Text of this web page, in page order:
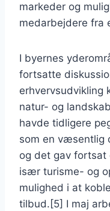
markeder og
medarbejdere fra
I byernes
fortsatte
erhvervsudvikling
natur- og
havde tidligere
som en væsentlig
og det gav fortsat
især turisme- og
mulighed i at
tilbud.[5] I maj